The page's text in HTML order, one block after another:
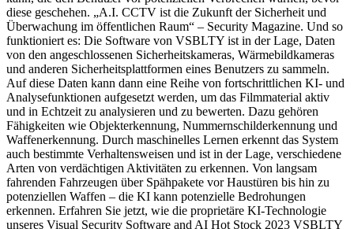
diese geschehen. „A.I. CCTV ist die Zukunft der Sicherheit und
Überwachung im öffentlichen Raum“ – Security Magazine. Und so
funktioniert es: Die Software von VSBLTY ist in der Lage, Daten
von den angeschlossenen Sicherheitskameras, Wärmebildkameras
und anderen Sicherheitsplattformen eines Benutzers zu sammeln.
Auf diese Daten kann dann eine Reihe von fortschrittlichen KI- und
Analysefunktionen aufgesetzt werden, um das Filmmaterial aktiv
und in Echtzeit zu analysieren und zu bewerten. Dazu gehören
Fähigkeiten wie Objekterkennung, Nummernschilderkennung und
Waffenerkennung. Durch maschinelles Lernen erkennt das System
auch bestimmte Verhaltensweisen und ist in der Lage, verschiedene
Arten von verdächtigen Aktivitäten zu erkennen. Von langsam
fahrenden Fahrzeugen über Spähpakete vor Haustüren bis hin zu
potenziellen Waffen – die KI kann potenzielle Bedrohungen
erkennen. Erfahren Sie jetzt, wie die proprietäre KI-Technologie
unseres Visual Security Software and AI Hot Stock 2023 VSBLTY